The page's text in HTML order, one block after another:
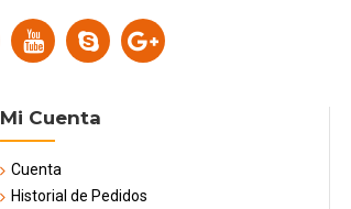
Mi Cuenta
Cuenta
Historial de Pedidos